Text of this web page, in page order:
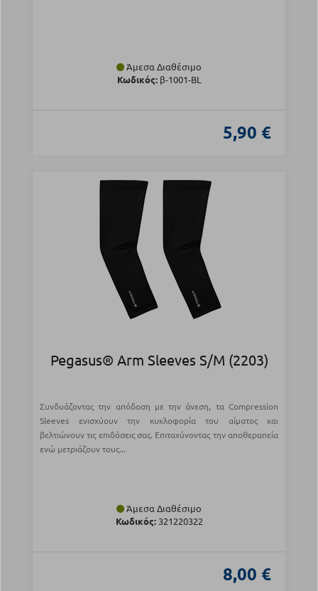
Άμεσα Διαθέσιμο
Κωδικός:β-1001-BL
5,90 €
Pegasus® Arm Sleeves S/M (2203)
Συνδυάζοντας την απόδοση με την άνεση, τα Compression
Sleeves ενισχύουν την κυκλοφορία του αίματος και
βελτιώνουν τις επιδόσεις σας. Επιταχύνοντας την αποθεραπεία
ενώ μετριάζουν τους...
Άμεσα Διαθέσιμο
Κωδικός:321220322
8,00 €